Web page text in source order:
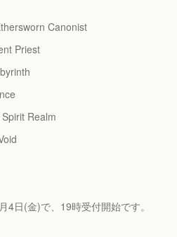
Canonist
Priest
Realm
4日(金)で、19時受付開始です。